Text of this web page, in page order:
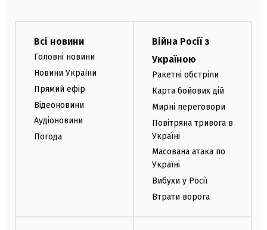
Всі новини
Головні новини
Новини України
Прямий ефір
Відеоновини
Аудіоновини
Погода
Війна Росії з
Україною
Ракетні обстріли
Карта бойових дій
Мирні переговори
Повітряна тривога в
Україні
Масована атака по
Україні
Вибухи у Росії
Втрати ворога